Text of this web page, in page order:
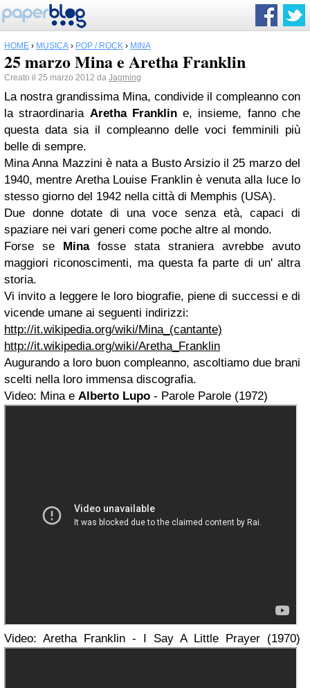
HOME › MUSICA › POP / ROCK › MINA
25 marzo Mina e Aretha Franklin
Creato il 25 marzo 2012 da Jagming
La nostra grandissima Mina, condivide il compleanno con
la straordinaria Aretha Frankline, insieme, fanno che
questa data sia il compleanno delle voci femminili più
belle di sempre.
Mina Anna Mazzini è nata a Busto Arsizio il 25 marzo del
1940, mentre Aretha Louise Franklin è venuta alla luce lo
stesso giorno del 1942 nella città di Memphis (USA).
Due donne dotate di una voce senza età, capaci di
spaziare nei vari generi come poche altre al mondo.
Forse se Minafosse stata straniera avrebbe avuto
maggiori riconoscimenti, ma questa fa parte di un' altra
storia.
Vi invito a leggere le loro biografie, piene di successi e di
vicende umane ai seguenti indirizzi:
http://it.wikipedia.org/wiki/Mina_(cantante)
http://it.wikipedia.org/wiki/Aretha_Franklin
Augurando a loro buon compleanno, ascoltiamo due brani
scelti nella loro immensa discografia.
Video: Mina e Alberto Lupo - Parole Parole (1972)
Video: Aretha Franklin - I Say A Little Prayer (1970)